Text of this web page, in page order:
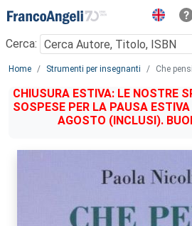
Menu
Cerca:
Main content
Home Strumenti per insegnanti Che
CHIUSURA ESTIVA: LE NOSTRE
SOSPESE PER LA PAUSA
AGOSTO (INCLUSI).